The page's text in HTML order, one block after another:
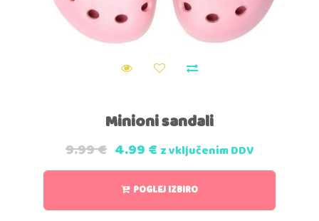
Minioni sandali
9.99€ 4.99€ z vključenim DDV
POGLEJ IZBIRO